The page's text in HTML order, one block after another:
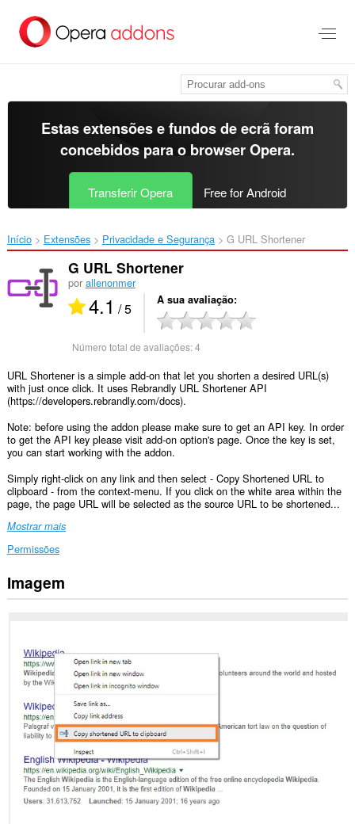
para
Estas extensões e fundos de ecrã foram
concebidos para o browser Opera.
Transferir Opera Free for Android
Início Extensões Privacidade e Segurança G URL Shortener‎
G URL Shortener
por allenonmer
4.1 / 5 A sua avaliação
Número total de avaliações:4
URL Shortener is a simple add-on that let you shorten a desired URL(s)
with just once click. It uses Rebrandly URL Shortener API
(https://developers.rebrandly.com/docs).
Note: before using the addon please make sure to get an API key. In order
to get the API key please visit add-on option's page. Once the key is set,
you can start working with the addon.
Simply right-click on any link and then select - Copy Shortened URL to
clipboard - from the context-menu. If you click on the white area within the
page, the page URL will be selected as the source URL to be shortened...
Mostrar mais
Permissões
This
extension
clipboard.
extension
create
notifications
display
them
Imagem